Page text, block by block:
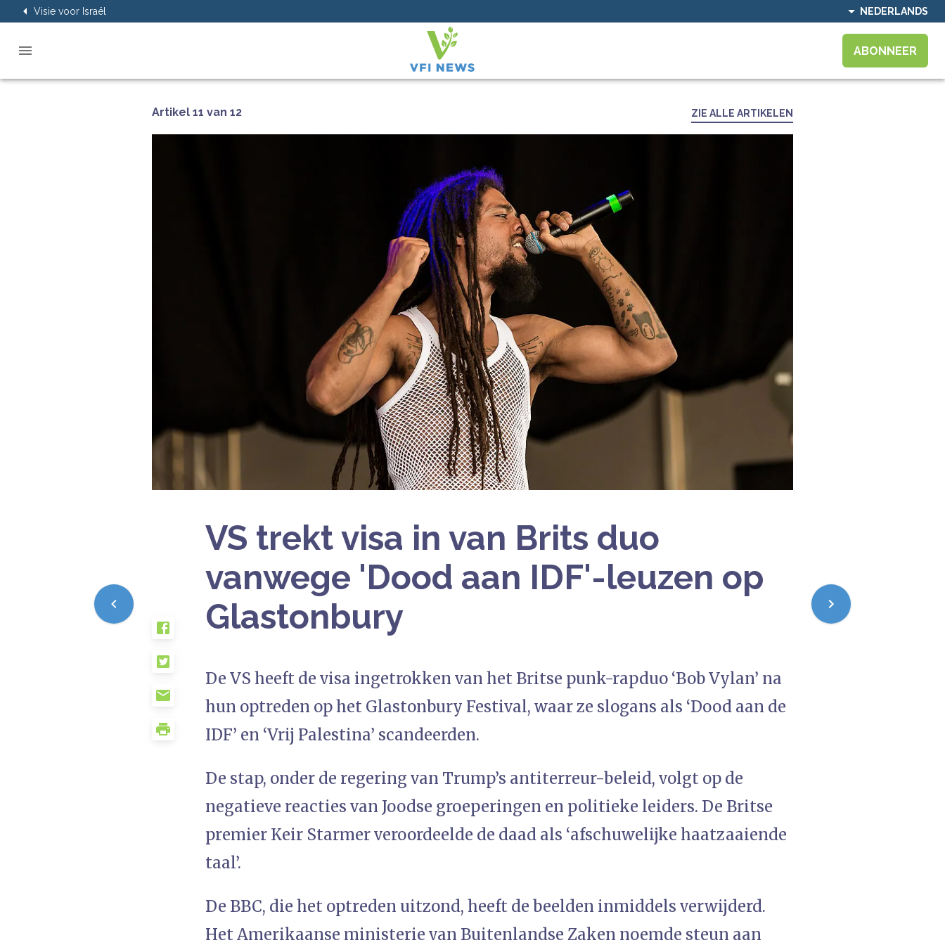
Visie voor Israël NEDERLANDS
ABONNEER
Artikel 11 van 12 ZIE ALLE ARTIKELEN
VS trekt visa in van Brits duo
vanwege 'Dood aan IDF'-leuzen op
Glastonbury
De VS heeft de visa ingetrokken van het Britse punk-rapduo ‘Bob Vylan’ na
hun optreden op het Glastonbury Festival, waar ze slogans als ‘Dood aan de
IDF’ en ‘Vrij Palestina’ scandeerden.
De stap, onder de regering van Trump’s antiterreur-beleid, volgt op de
negatieve reacties van Joodse groeperingen en politieke leiders. De Britse
premier Keir Starmer veroordeelde de daad als ‘afschuwelijke haatzaaiende
taal’.
De BBC, die het optreden uitzond, heeft de beelden inmiddels verwijderd.
Het Amerikaanse ministerie van Buitenlandse Zaken noemde steun aan